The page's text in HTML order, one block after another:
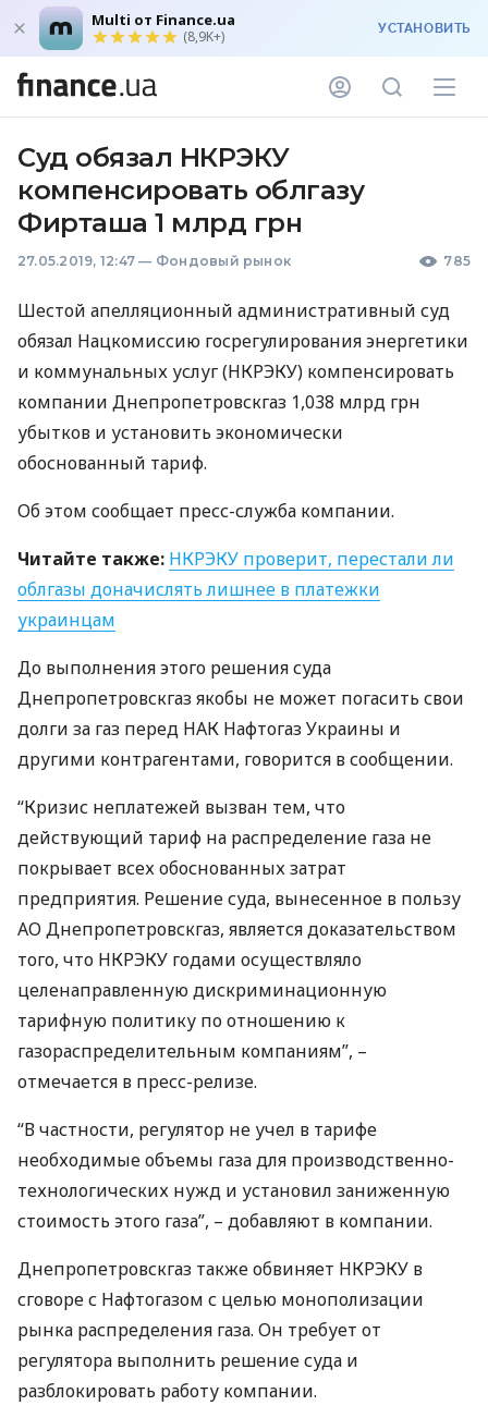
Multi от Finance.ua
(8,9K+) УСТАНОВИТЬ
Суд обязал НКРЭКУ
компенсировать облгазу
Фирташа 1 млрд грн
27.05.2019, 12:47 — Фондовый рынок 785
Шестой апелляционный административный суд
обязал Нацкомиссию госрегулирования энергетики
и коммунальных услуг (НКРЭКУ) компенсировать
компании Днепропетровскгаз 1,038 млрд грн
убытков и установить экономически
обоснованный тариф.
Об этом сообщает пресс-служба компании.
Читайте также: НКРЭКУ проверит, перестали ли
облгазы доначислять лишнее в платежки
украинцам
До выполнения этого решения суда
Днепропетровскгаз якобы не может погасить свои
долги за газ перед НАК Нафтогаз Украины и
другими контрагентами, говорится в сообщении.
“Кризис неплатежей вызван тем, что
действующий тариф на распределение газа не
покрывает всех обоснованных затрат
предприятия. Решение суда, вынесенное в пользу
АО Днепропетровскгаз, является доказательством
того, что НКРЭКУ годами осуществляло
целенаправленную дискриминационную
тарифную политику по отношению к
газораспределительным компаниям”, –
отмечается в пресс-релизе.
“В частности, регулятор не учел в тарифе
необходимые объемы газа для производственно-
технологических нужд и установил заниженную
стоимость этого газа”, – добавляют в компании.
Днепропетровскгаз также обвиняет НКРЭКУ в
сговоре с Нафтогазом с целью монополизации
рынка распределения газа. Он требует от
регулятора выполнить решение суда и
разблокировать работу компании.